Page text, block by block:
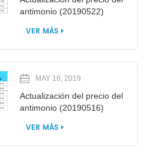
antimonio (20190522)
VER MÁS
MAY 16, 2019
Actualización del precio del
antimonio (20190516)
VER MÁS